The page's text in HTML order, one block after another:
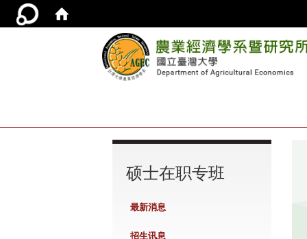
硕士在职专班
最新消息
招生讯息